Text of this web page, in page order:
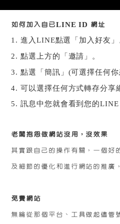
如何加入自已LINE ID 網址
1.進入 LINE點選「加入好友」
2.點選上方的「邀請」。
3.點選「簡訊」 (可選擇任何
4.可以選擇任何方式轉存分享
5.訊息中您就會看到您的
老闆抱怨做網站沒用，沒效果
其實跟自己的操作有關，一個好
及細節的優化和進行網站的推廣
免費網站
無綸從那個平台、工具做起儘管